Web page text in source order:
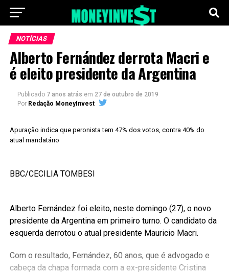
NOTÍCIAS
Alberto Fernández derrota Macri e
é eleito presidente da Argentina
Publicado 7 anos atrás em 27 de outubro de 2019
Por Redação MoneyInvest
Apuração indica que peronista tem 47% dos votos, contra 40% do
atual mandatário
BBC/CECILIA TOMBESI
Alberto Fernández foi eleito, neste domingo (27), o novo
presidente da Argentina em primeiro turno. O candidato da
esquerda derrotou o atual presidente Mauricio Macri.
Com o resultado, Fernández, 60 anos, que é advogado e
cabeça da chapa formada com a ex-presidente Cristina